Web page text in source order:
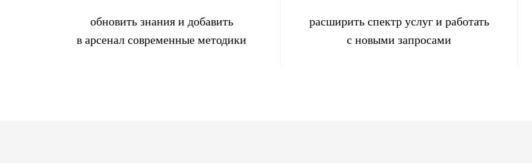
обновить знания и добавить
в арсенал современные методики
расширить спектр услуг и работать
с новыми запросами